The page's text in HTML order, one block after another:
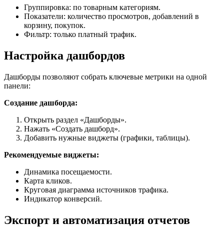
Группировка: по товарным категориям.
Показатели: количество просмотров, добавлений в
корзину, покупок.
Фильтр: только платный трафик.
Настройка дашбордов
Дашборды позволяют собрать ключевые метрики на одной
панели:
Создание дашборда:
Открыть раздел «Дашборды».
Нажать «Создать дашборд».
Добавить нужные виджеты (графики, таблицы).
Рекомендуемые виджеты:
Динамика посещаемости.
Карта кликов.
Круговая диаграмма источников трафика.
Индикатор конверсий.
Экспорт и автоматизация отчетов